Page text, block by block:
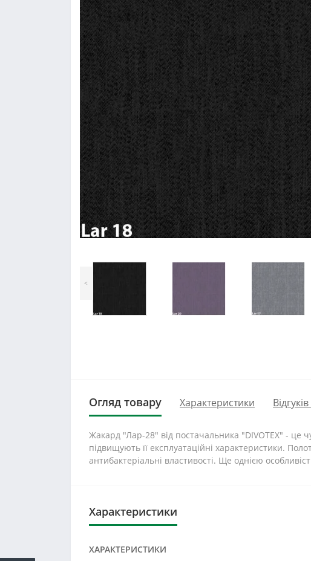
<
Огляд товару Характеристики
Жакард "Лар-28" від постачальника "DIVOTEX" - це
підвищують її експлуатаційні характеристики.
антибактеріальні властивості. Ще однією
Характеристики
ХАРАКТЕРИСТИКИ